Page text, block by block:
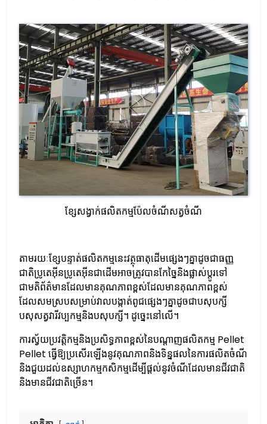
ខ្សែសង្វាក់ផលិតកម្មប៉ែលចំណីសត្វចំណី
តាមរយៈខ្សែបន្ទាត់ផលិតកម្មនេះវត្ថុធាតុដើមផ្សេងៗគ្នាដូចជាធញ្ញ
ជាតិប្រូតេអ៊ីនប្រូតេអ៊ីនជាដើមអាចត្រូវបានកែច្នៃនិងផ្លាស់ប្តូរទៅ
ជាមតិព័ត៌មានដែលមានគុណភាពខ្ពស់ដែលមានគុណភាពខ្ពស់
ដែលសមស្របសម្រាប់វាលបង្កាត់ពូជផ្សេងៗគ្នាដូចជាបសុបក្សី
បសុសត្វវារីវប្បកម្មនិងបសុបក្សី។ ដូច្នេះនៅលើ។
ការស្វ័យប្រវត្តិកម្មនិងប្រសិទ្ធភាពខ្ពស់នៃបណ្តាញផលិតកម្ម Pellet
Pellet ធ្វើឱ្យប្រសើរឡើងនូវគុណភាពនិងទិន្នផលនៃការផលិតចំណី
និងជួយដល់ឧស្សាហកម្មកសិកម្មដើម្បីផ្តល់នូវចំណីដែលមានជីវជាតិ
និងមានជីវជាតិច្រើន។